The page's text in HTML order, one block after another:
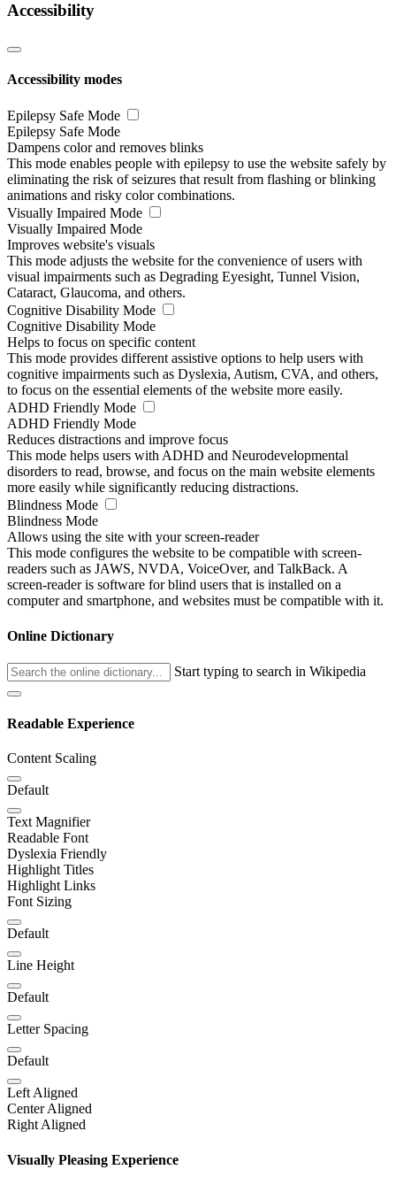
Accessibility
Accessibility modes
Epilepsy Safe Mode
Epilepsy Safe Mode
Dampens color and removes blinks
This mode enables people with epilepsy to use the website safely by
eliminating the risk of seizures that result from flashing or blinking
animations and risky color combinations.
Visually Impaired Mode
Visually Impaired Mode
Improves website's visuals
This mode adjusts the website for the convenience of users with
visual impairments such as Degrading Eyesight, Tunnel Vision,
Cataract, Glaucoma, and others.
Cognitive Disability Mode
Cognitive Disability Mode
Helps to focus on specific content
This mode provides different assistive options to help users with
cognitive impairments such as Dyslexia, Autism, CVA, and others,
to focus on the essential elements of the website more easily.
ADHD Friendly Mode
ADHD Friendly Mode
Reduces distractions and improve focus
This mode helps users with ADHD and Neurodevelopmental
disorders to read, browse, and focus on the main website elements
more easily while significantly reducing distractions.
Blindness Mode
Blindness Mode
Allows using the site with your screen-reader
This mode configures the website to be compatible with screen-
readers such as JAWS, NVDA, VoiceOver, and TalkBack. A
screen-reader is software for blind users that is installed on a
computer and smartphone, and websites must be compatible with it.
Online Dictionary
Start typing to search in Wikipedia
Readable Experience
Content Scaling
Default
Text Magnifier
Readable Font
Dyslexia Friendly
Highlight Titles
Highlight Links
Font Sizing
Default
Line Height
Default
Letter Spacing
Default
Left Aligned
Center Aligned
Right Aligned
Visually Pleasing Experience